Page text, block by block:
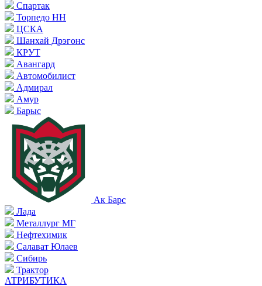
Спартак
Торпедо НН
ЦСКА
Шанхай Дрэгонс
КРУТ
Авангард
Автомобилист
Адмирал
Амур
Барыс
Ак Барс
Лада
Металлург МГ
Нефтехимик
Салават Юлаев
Сибирь
Трактор
АТРИБУТИКА